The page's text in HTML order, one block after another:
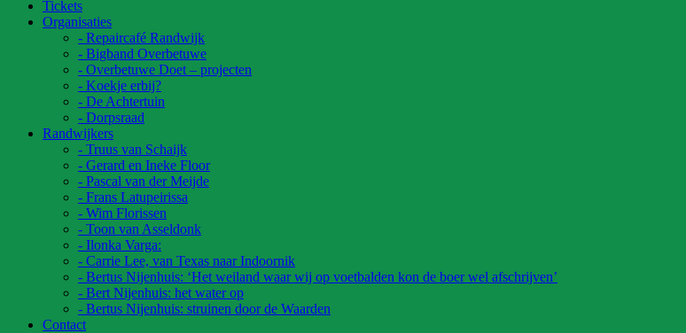
Tickets
Organisaties
- Repaircafé Randwijk
- Bigband Overbetuwe
- Overbetuwe Doet – projecten
- Koekje erbij?
- De Achtertuin
- Dorpsraad
Randwijkers
- Truus van Schaijk
- Gerard en Ineke Floor
- Pascal van der Meijde
- Frans Latupeirissa
- Wim Florissen
- Toon van Asseldonk
- Ilonka Varga:
- Carrie Lee, van Texas naar Indoornik
- Bertus Nijenhuis: ‘Het weiland waar wij op voetbalden kon de boer wel afschrijven’
- Bert Nijenhuis: het water op
- Bertus Nijenhuis: struinen door de Waarden
Contact